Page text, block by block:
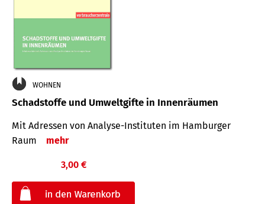
WOHNEN
Schadstoffe und Umweltgifte in Innenräumen
Mit Adressen von Analyse-Insti­tuten im Hamburger
Raum
mehr
3,00 €